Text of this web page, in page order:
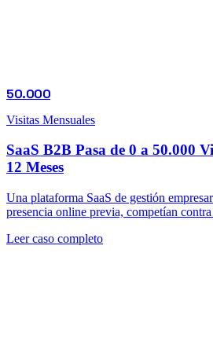
50.000
Visitas Mensuales
SaaS B2B Pasa de 0 a 50.000
12 Meses
Una plataforma SaaS de gestión
presencia online previa, competían contra
Leer caso completo